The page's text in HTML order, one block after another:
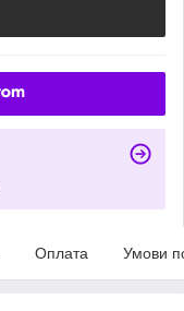
Оплата Умови